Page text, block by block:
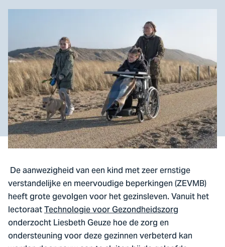
De aanwezigheid van een kind met zeer ernstige
verstandelijke en meervoudige beperkingen (ZEVMB)
heeft grote gevolgen voor het gezinsleven. Vanuit het
lectoraatTechnologie voor Gezondheidszorg
onderzocht Liesbeth Geuze hoe de zorg en
ondersteuning voor deze gezinnen verbeterd kan